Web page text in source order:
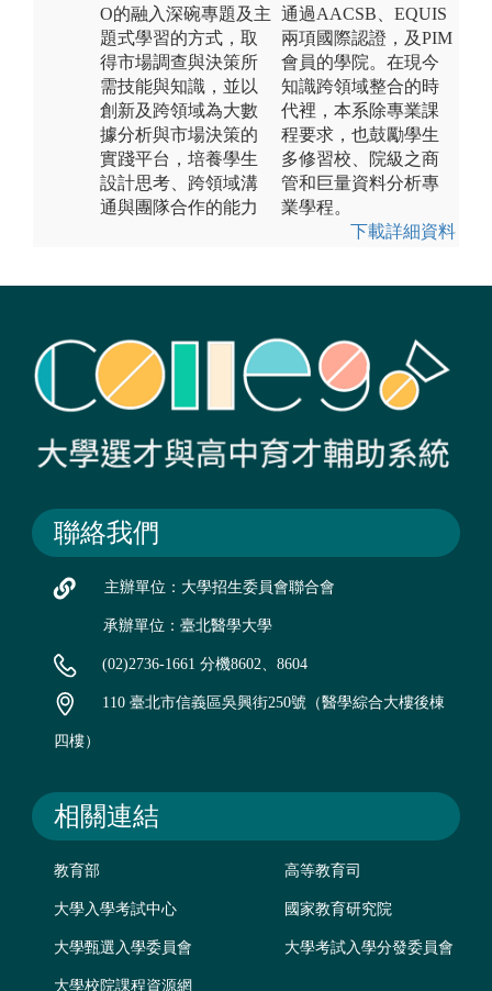
O的融入深碗專題及主
題式學習的方式，取
得市場調查與決策所
需技能與知識，並以
創新及跨領域為大數
據分析與市場決策的
實踐平台，培養學生
設計思考、跨領域溝
通與團隊合作的能力
通過AACSB、EQUIS
兩項國際認證，及PIM
會員的學院。在現今
知識跨領域整合的時
代裡，本系除專業課
程要求，也鼓勵學生
多修習校、院級之商
管和巨量資料分析專
業學程。
下載詳細資料
聯絡我們
主辦單位：大學招生委員會聯合會
承辦單位：臺北醫學大學
(02)2736-1661 分機8602、8604
110 臺北市信義區吳興街250號（醫學綜合大樓後棟
四樓）
相關連結
教育部 高等教育司
大學入學考試中心 國家教育研究院
大學甄選入學委員會 大學考試入學分發委員會
大學校院課程資源網